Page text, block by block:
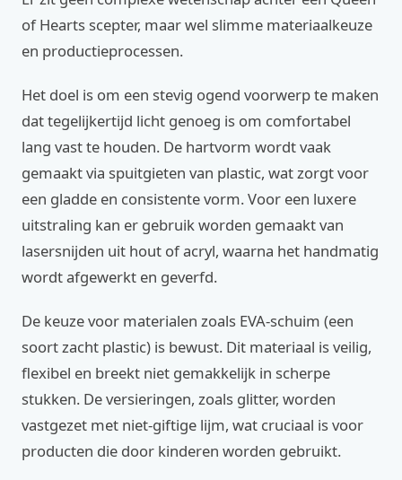
of Hearts scepter, maar wel slimme materiaalkeuze
en productieprocessen.
Het doel is om een stevig ogend voorwerp te maken
dat tegelijkertijd licht genoeg is om comfortabel
lang vast te houden. De hartvorm wordt vaak
gemaakt via spuitgieten van plastic, wat zorgt voor
een gladde en consistente vorm. Voor een luxere
uitstraling kan er gebruik worden gemaakt van
lasersnijden uit hout of acryl, waarna het handmatig
wordt afgewerkt en geverfd.
De keuze voor materialen zoals EVA-schuim (een
soort zacht plastic) is bewust. Dit materiaal is veilig,
flexibel en breekt niet gemakkelijk in scherpe
stukken. De versieringen, zoals glitter, worden
vastgezet met niet-giftige lijm, wat cruciaal is voor
producten die door kinderen worden gebruikt.